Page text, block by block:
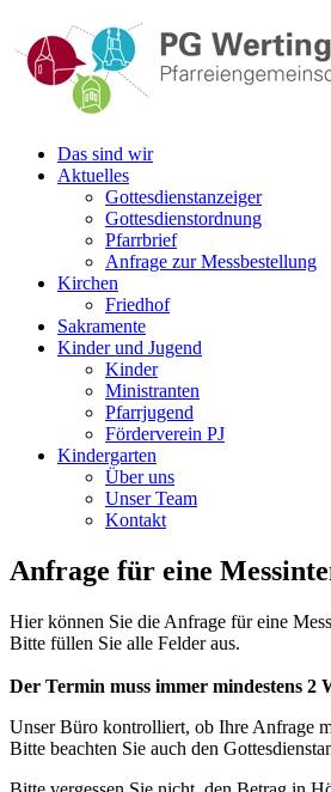
Das sind wir
Aktuelles
Gottesdienstanzeiger
Gottesdienstordnung
Pfarrbrief
Anfrage zur Messbestellung
Kirchen
Friedhof
Sakramente
Kinder und Jugend
Kinder
Ministranten
Pfarrjugend
Förderverein PJ
Kindergarten
Über uns
Unser Team
Kontakt
Anfrage für eine
Hier können Sie die Anfrage für eine
Bitte füllen Sie alle Felder aus.
Der Termin muss immer mindestens 2
Unser Büro kontrolliert, ob Ihre Anfrage
Bitte beachten Sie auch den